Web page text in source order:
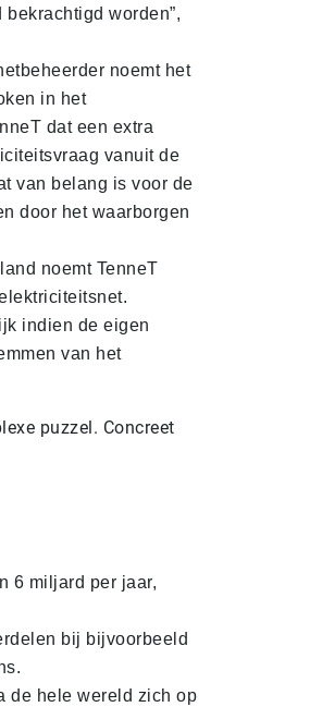
worden”,
noemt het
in het
dat een extra
vanuit de
van belang is voor de
door het waarborgen
noemt TenneT
indien de eigen
van het
puzzel. Concreet
6 miljard per jaar,
bij bijvoorbeeld
de hele wereld zich op